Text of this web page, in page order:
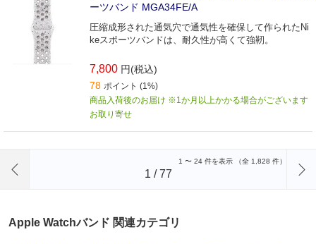
ーツバンド MGA34FE/A
圧縮成形された通気穴で通気性を確保して作られたNi
keスポーツバンドは、耐久性が高くて強靭。
7,800 円(税込)
78 ポイント (1%)
商品入荷後のお届け ※1か月以上かかる場合がございます
お取り寄せ
1 〜 24 件を表示 （全 1,828 件）
1 /77
Apple Watchバンド 関連カテゴリ